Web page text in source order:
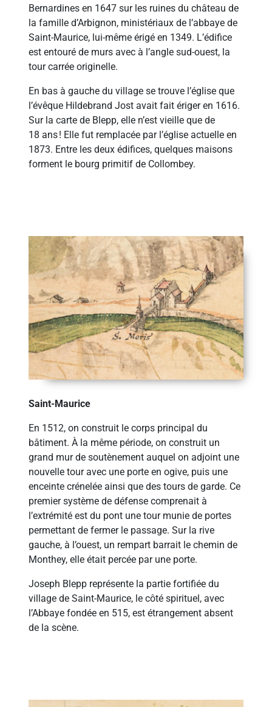
Bernardines en 1647 sur les ruines du château de
la famille d’Arbignon, ministériaux de l’abbaye de
Saint-Maurice, lui-même érigé en 1349. L’édifice
est entouré de murs avec à l’angle sud-ouest, la
tour carrée originelle.
En bas à gauche du village se trouve l’église que
l’évêque Hildebrand Jost avait fait ériger en 1616.
Sur la carte de Blepp, elle n’est vieille que de
18 ans ! Elle fut remplacée par l’église actuelle en
1873. Entre les deux édifices, quelques maisons
forment le bourg primitif de Collombey.
Saint-Maurice
En 1512, on construit le corps principal du
bâtiment. À la même période, on construit un
grand mur de soutènement auquel on adjoint une
nouvelle tour avec une porte en ogive, puis une
enceinte crénelée ainsi que des tours de garde. Ce
premier système de défense comprenait à
l’extrémité est du pont une tour munie de portes
permettant de fermer le passage. Sur la rive
gauche, à l’ouest, un rempart barrait le chemin de
Monthey, elle était percée par une porte.
Joseph Blepp représente la partie fortifiée du
village de Saint-Maurice, le côté spirituel, avec
l’Abbaye fondée en 515, est étrangement absent
de la scène.